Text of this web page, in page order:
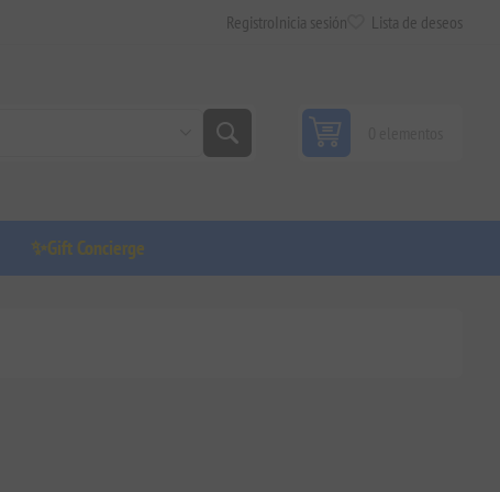
Registro Inicia sesión Lista de deseos
✨Gift Concierge